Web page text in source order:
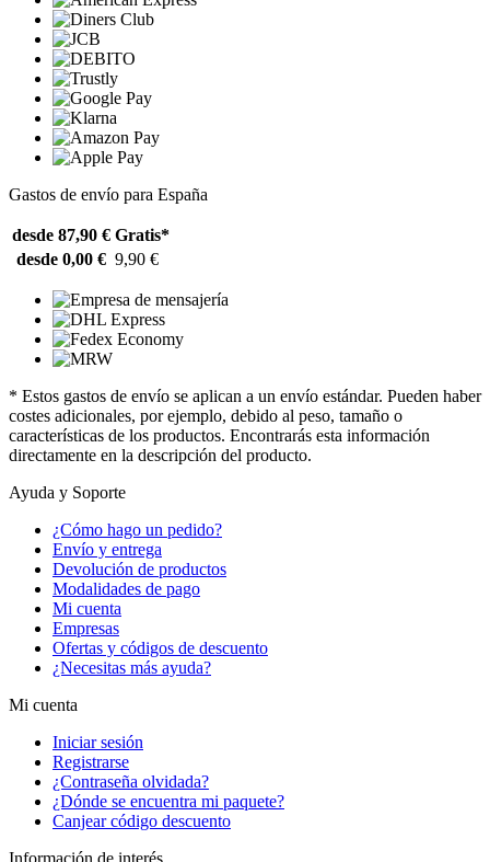
Gastos de envío para España
desde 87,90 € Gratis*
desde 0,00 € 9,90 €
* Estos gastos de envío se aplican a un envío estándar. Pueden haber
costes adicionales, por ejemplo, debido al peso, tamaño o
características de los productos. Encontrarás esta información
directamente en la descripción del producto.
Ayuda y Soporte
¿Cómo hago un pedido?
Envío y entrega
Devolución de productos
Modalidades de pago
Mi cuenta
Empresas
Ofertas y códigos de descuento
¿Necesitas más ayuda?
Mi cuenta
Iniciar sesión
Registrarse
¿Contraseña olvidada?
¿Dónde se encuentra mi paquete?
Canjear código descuento